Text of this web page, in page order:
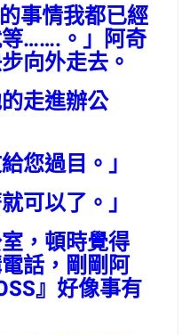
事情我都已經
…….。」阿奇
向外走去。
走進辦公
您過目。」
可以了。」
，頓時覺得
話，剛剛阿
』好像事有